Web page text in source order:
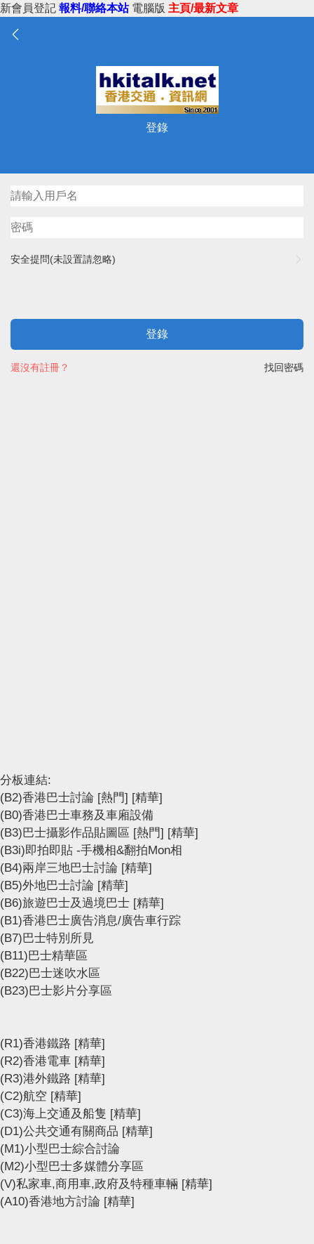
新會員登記 報料/聯絡本站 電腦版 主頁/最新文章
登錄
安全提問(未設置請忽略)
登錄
找回密碼
還沒有註冊？
分板連結:
(B2)香港巴士討論 [熱門] [精華]
(B0)香港巴士車務及車廂設備
(B3)巴士攝影作品貼圖區 [熱門] [精華]
(B3i)即拍即貼 -手機相&翻拍Mon相
(B4)兩岸三地巴士討論 [精華]
(B5)外地巴士討論 [精華]
(B6)旅遊巴士及過境巴士 [精華]
(B1)香港巴士廣告消息/廣告車行踪
(B7)巴士特別所見
(B11)巴士精華區
(B22)巴士迷吹水區
(B23)巴士影片分享區
(R1)香港鐵路 [精華]
(R2)香港電車 [精華]
(R3)港外鐵路 [精華]
(C2)航空 [精華]
(C3)海上交通及船隻 [精華]
(D1)公共交通有關商品 [精華]
(M1)小型巴士綜合討論
(M2)小型巴士多媒體分享區
(V)私家車,商用車,政府及特種車輛 [精華]
(A10)香港地方討論 [精華]